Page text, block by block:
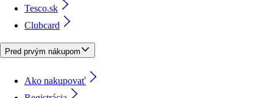
Tesco.sk
Clubcard
Pred prvým nákupom
Ako nakupovať